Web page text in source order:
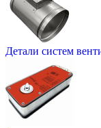
Детали систем